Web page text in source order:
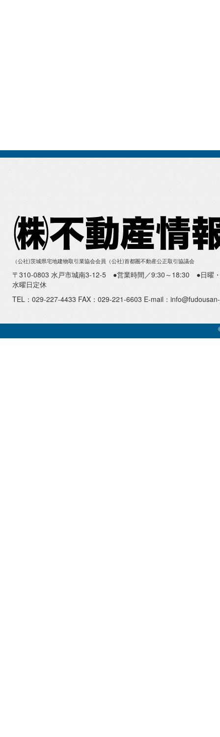
（公社)茨城県宅地建物取引業協会会員（公社)首都圏不動産公正取引協議会
〒310-0803 水戸市城南3-12-5 ●営業時間／9:30～18:30 ●日曜
水曜日定休
TEL：029-227-4433 FAX：029-221-6603 E-mail：